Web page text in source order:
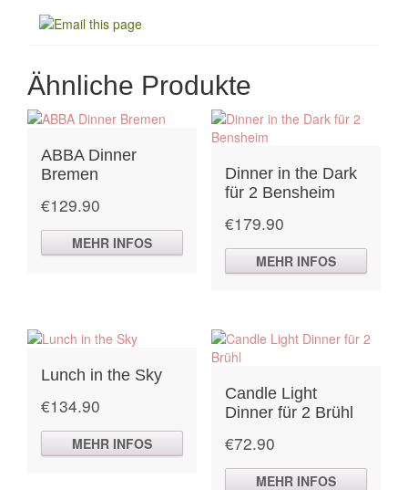
Ähnliche Produkte
ABBA Dinner
Bremen
€129.90
MEHR INFOS
Dinner in the Dark
für 2 Bensheim
€179.90
MEHR INFOS
Lunch in the Sky
€134.90
MEHR INFOS
Candle Light
Dinner für 2 Brühl
€72.90
MEHR INFOS